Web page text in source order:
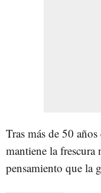
Tras más de 50
mantiene la
pensamiento que la